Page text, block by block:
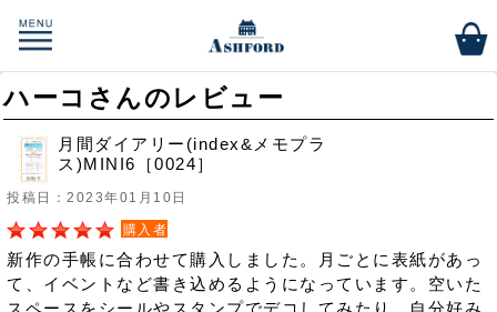
ハーコさんのレビュー
月間ダイアリー(index&メモプラ
ス)MINI6［0024］
投稿日：2023年01月10日
購入者
新作の手帳に合わせて購入しました。月ごとに表紙があっ
て、イベントなど書き込めるようになっています。空いた